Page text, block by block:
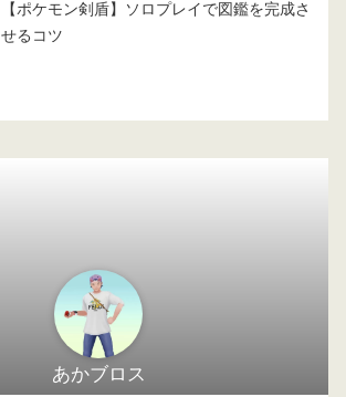
【ポケモン剣盾】ソロプレイで図鑑を完成さ
せるコツ
あかブロス